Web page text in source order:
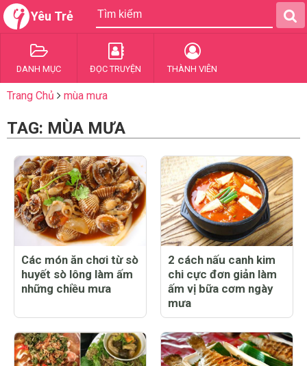
Yêu Trẻ
DANH MỤC ĐỌC TRUYỆN THÀNH VIÊN
Trang Chủ mùa mưa
TAG: MÙA MƯA
Các món ăn chơi từ sò
huyết sò lông làm ấm
những chiều mưa
2 cách nấu canh kim
chi cực đơn giản làm
ấm vị bữa cơm ngày
mưa